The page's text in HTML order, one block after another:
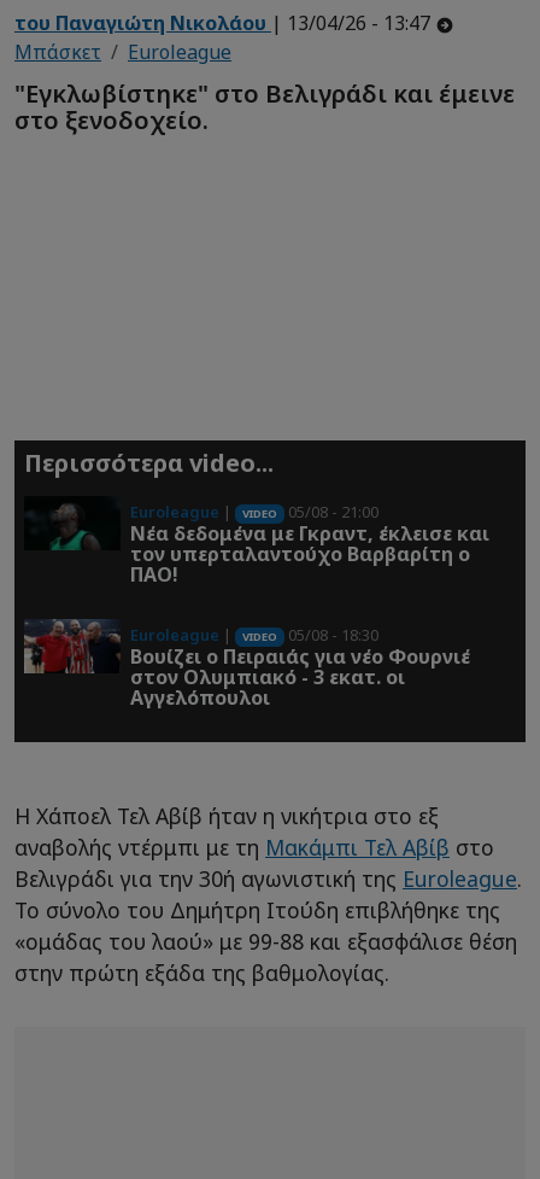
του Παναγιώτη Νικολάου | 13/04/26 - 13:47
Μπάσκετ
Euroleague
"Εγκλωβίστηκε" στο Βελιγράδι και έμεινε
στο ξενοδοχείο.
Περισσότερα video...
Euroleague | VIDEO 05/08 - 21:00
Νέα δεδομένα με Γκραντ, έκλεισε και
τον υπερταλαντούχο Βαρβαρίτη ο
ΠΑΟ!
Euroleague | VIDEO 05/08 - 18:30
Βουίζει ο Πειραιάς για νέο Φουρνιέ
στον Ολυμπιακό - 3 εκατ. οι
Αγγελόπουλοι
Η Χάποελ Τελ Αβίβ ήταν η νικήτρια στο εξ
αναβολής ντέρμπι με τη Μακάμπι Τελ Αβίβ στο
Βελιγράδι για την 30ή αγωνιστική της Euroleague.
Το σύνολο του Δημήτρη Ιτούδη επιβλήθηκε της
«ομάδας του λαού» με 99-88 και εξασφάλισε θέση
στην πρώτη εξάδα της βαθμολογίας.